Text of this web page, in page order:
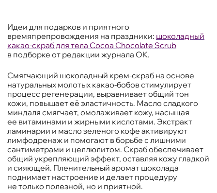
Идеи для подарков и приятного
времяпрепровождения на праздники: шоколадный
какао-скраб для тела Cocoa Chocolate Scrub
в подборке от редакции журнала OK.
Смягчающий шоколадный крем-скраб на основе
натуральных молотых какао-бобов стимулирует
процесс регенерации, выравнивает общий тон
кожи, повышает её эластичность. Масло сладкого
миндаля смягчает, омолаживает кожу, насыщая
ее витаминами и жирными кислотами. Экстракт
ламинарии и масло зеленого кофе активируют
лимфодренаж и помогают в борьбе с лишними
сантиметрами и целлюлитом. Скраб обеспечивает
общий укрепляющий эффект, оставляя кожу гладкой
и сияющей. Пленительный аромат шоколада
поднимает настроение и делает процедуру
не только полезной, но и приятной.